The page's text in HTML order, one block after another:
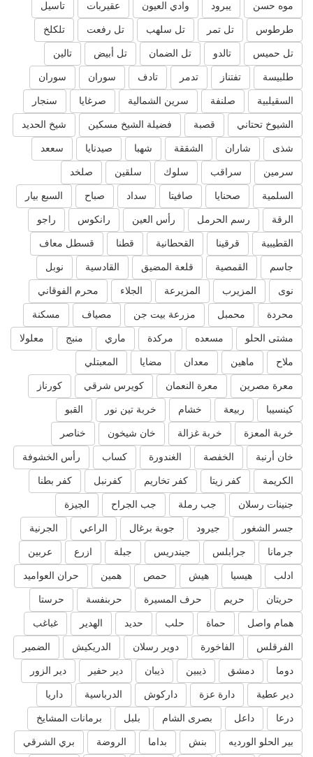
موه حسن يبرود وادي العيون عقيربات تاسيل
طرطوس تل تمر تل سلهب تل رفعت تلكلخ
تل حميس تالدو تل الضمان تل أبيض تالين
طلبيسة تفتناز تدمر تادف سوران سوران
السقيلبية صلنفة سرين الشمالية صرغايا سنجار
الشيوخ تحتاني قصبة فضيلة الشيخ مسكين شيخ الحديد
شذى شاران الشققة شهبا صيدنايا سععد
سرمين سراقب سلوك سلقين صلخد
السلمية صحنايا صافيتا سداد صباح السبع بيار
الرقة رسم الحرمل رأس العين رانكوس راجو
القطيبية قرقينا القحطانية قطنا قسطل معاف
جاسم القمصية قلعة المضيق القادسية نوبل
نوى المزيرب المزيرعة الجلاء محرم الفوقاني
محردة محمبل مزرعة بيت جن مصياف مسكنة
مشتى الحلو مسعده مركدة ماري منبج معلولا
ملاح ماهين معدان مضايا المعبتلي
معرة مصرين معرة النعمان كويرس شرقي كورناز
كينسيبا ربيعة خشام خربة تين نور القبو
خربة المعزة خربة غزالة خان شيخون خناصر
خان أرنبة الخفصة الغندورة كساب رأس الخشوفة
الكريمة كفر زيتا كفر تخاريم كفرنبل كفر بطنا
جنينات رسلان جب رملة جب الجراح الجيزة
جسر الشغور جيرود جوبة برغال الراعي الجرنية
جرمانا جرابلس جيندريس جبلة ازرع عربين
ادلب هيسيا هيش حمص همين حران العواميد
حريتان حريم حرف المسيرة حربنفسة حرستا
همام واصل حماة حلب حديد الهدير غباغب
الفرقلس الفاخورة دوير رسلان الدريكيش الضمير
دوما دمشق ذيبين ذيبان دير حفير دير الزور
دير عطية دارة عزة داركوش الدرباسية داريا
درعا داعل بصرى الشام بلبل برمانات المشايخ
بير الحلو الورديه بنش بداما الروضة بري الشرقي